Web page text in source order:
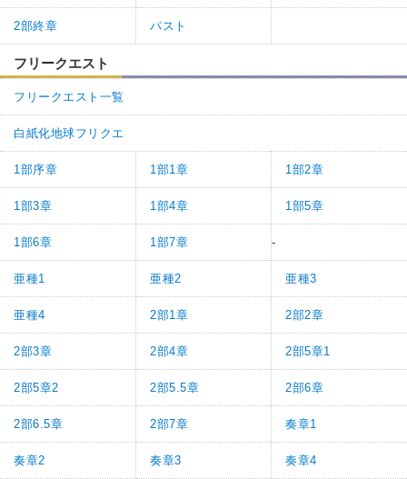
2部終章 パスト
フリークエスト
フリークエスト一覧
白紙化地球フリクエ
1部序章 1部1章 1部2章
1部3章 1部4章 1部5章
1部6章 1部7章 -
亜種1 亜種2 亜種3
亜種4 2部1章 2部2章
2部3章 2部4章 2部5章1
2部5章2 2部5.5章 2部6章
2部6.5章 2部7章 奏章1
奏章2 奏章3 奏章4